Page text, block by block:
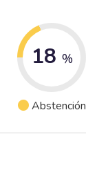
18 %
Abstención